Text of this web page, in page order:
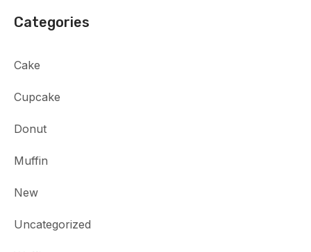
Categories
Cake
Cupcake
Donut
Muffin
New
Uncategorized